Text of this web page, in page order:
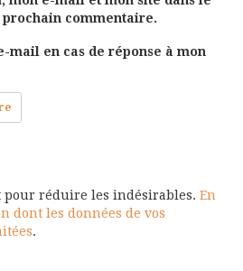
commentaire.
mail en cas de réponse à mon
pour réduire les indésirables. En
dont les données de vos
.